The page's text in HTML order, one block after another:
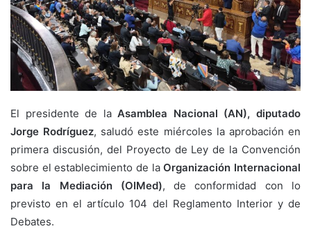
El presidente de laAsamblea Nacional (AN), diputado
Jorge Rodríguez, saludó este miércoles la aprobación en
primera discusión, del Proyecto de Ley de la Convención
sobre el establecimiento de laOrganización Internacional
para la Mediación (OIMed), de conformidad con lo
previsto en el artículo 104 del Reglamento Interior y de
Debates.